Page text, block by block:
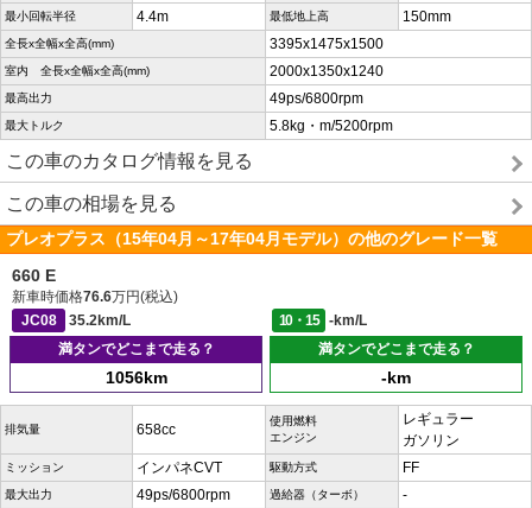
最小回転半径 4.4m 最低地上高 150mm
全長x全幅x全高(mm) 3395x1475x1500
室内 全長x全幅x全高(mm) 2000x1350x1240
最高出力 49ps/6800rpm
最大トルク 5.8kg・m/5200rpm
この車のカタログ情報を見る
この車の相場を見る
プレオプラス（15年04月～17年04月モデル）の他のグレード一覧
660 E
新車時価格76.6万円(税込)
JC08
35.2km/L 10・15
-km/L
満タンでどこまで走る？
1056km
満タンでどこまで走る？
-km
排気量 658cc
使用燃料
エンジン
レギュラー
ガソリン
ミッション インパネCVT 駆動方式 FF
最大出力 49ps/6800rpm 過給器（ターボ） -